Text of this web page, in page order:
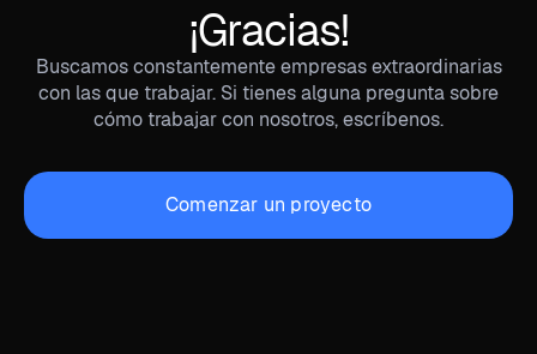
¡Gracias!
Buscamos constantemente empresas extraordinarias
con las que trabajar. Si tienes alguna pregunta sobre
cómo trabajar con nosotros, escríbenos.
Comenzar un proyecto